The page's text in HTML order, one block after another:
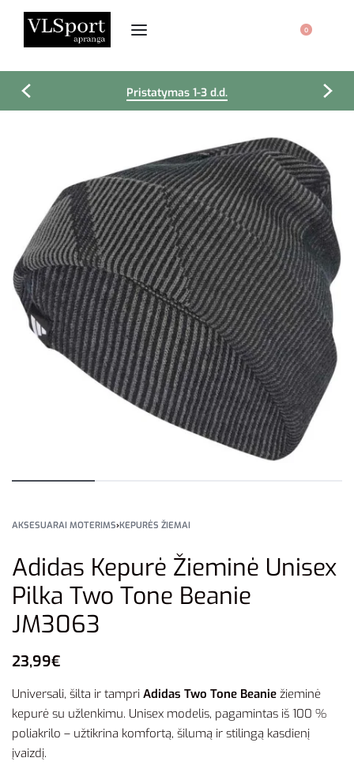
0
Pristatymas 1-3 d.d.
AKSESUARAI MOTERIMS›KEPURĖS ŽIEMAI
Adidas Kepurė Žieminė Unisex
Pilka Two Tone Beanie
JM3063
23,99€
Universali, šilta ir tampri Adidas Two Tone Beanie žieminė
kepurė su užlenkimu. Unisex modelis, pagamintas iš 100 %
poliakrilo – užtikrina komfortą, šilumą ir stilingą kasdienį
įvaizdį.